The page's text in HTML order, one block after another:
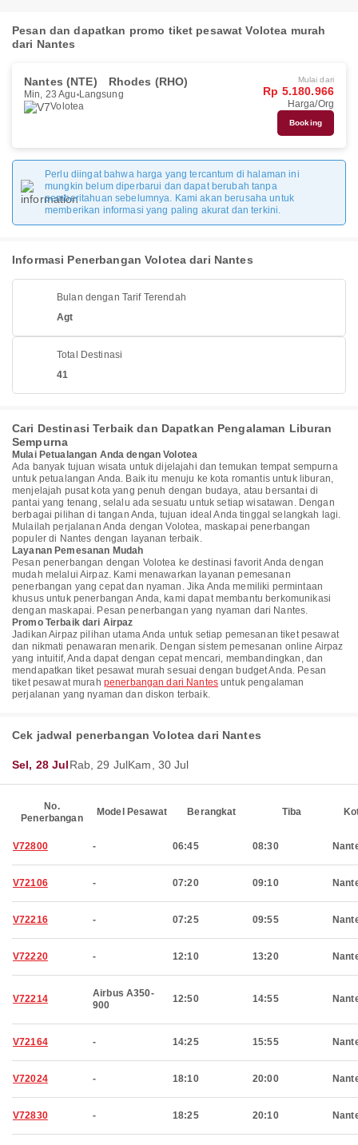
Pesan dan dapatkan promo tiket pesawat Volotea murah
dari Nantes
Nantes (NTE) Rhodes (RHO)
Min, 23 Agu Langsung
Volotea
Mulai dari
Rp 5.180.966
Harga/Org
Booking
Perlu diingat bahwa harga yang tercantum di halaman ini
mungkin belum diperbarui dan dapat berubah tanpa
pemberitahuan sebelumnya. Kami akan berusaha untuk
memberikan informasi yang paling akurat dan terkini.
Informasi Penerbangan Volotea dari Nantes
Bulan dengan Tarif Terendah
Agt
Total Destinasi
41
Cari Destinasi Terbaik dan Dapatkan Pengalaman Liburan
Sempurna
Mulai Petualangan Anda dengan Volotea
Ada banyak tujuan wisata untuk dijelajahi dan temukan tempat sempurna
untuk petualangan Anda. Baik itu menuju ke kota romantis untuk liburan,
menjelajah pusat kota yang penuh dengan budaya, atau bersantai di
pantai yang tenang, selalu ada sesuatu untuk setiap wisatawan. Dengan
berbagai pilihan di tangan Anda, tujuan ideal Anda tinggal selangkah lagi.
Mulailah perjalanan Anda dengan Volotea, maskapai penerbangan
populer di Nantes dengan layanan terbaik.
Layanan Pemesanan Mudah
Pesan penerbangan dengan Volotea ke destinasi favorit Anda dengan
mudah melalui Airpaz. Kami menawarkan layanan pemesanan
penerbangan yang cepat dan nyaman. Jika Anda memiliki permintaan
khusus untuk penerbangan Anda, kami dapat membantu berkomunikasi
dengan maskapai. Pesan penerbangan yang nyaman dari Nantes.
Promo Terbaik dari Airpaz
Jadikan Airpaz pilihan utama Anda untuk setiap pemesanan tiket pesawat
dan nikmati penawaran menarik. Dengan sistem pemesanan online Airpaz
yang intuitif, Anda dapat dengan cepat mencari, membandingkan, dan
mendapatkan tiket pesawat murah sesuai dengan budget Anda. Pesan
tiket pesawat murah penerbangan dari Nantes untuk pengalaman
perjalanan yang nyaman dan diskon terbaik.
Cek jadwal penerbangan Volotea dari Nantes
Sel, 28 JulRab, 29 JulKam, 30 Jul
No.
Penerbangan
Model Pesawat Berangkat Tiba
V72800 - 06:45 08:30
V72106 - 07:20 09:10
V72216 - 07:25 09:55
V72220 - 12:10 13:20
V72214
Airbus A350-
900
12:50 14:55
V72164 - 14:25 15:55
V72024 - 18:10 20:00
V72830 - 18:25 20:10